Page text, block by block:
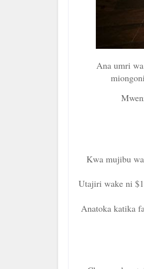
Ana umri
Kwa mujibu
Utajiri wake ni
Anatoka katika